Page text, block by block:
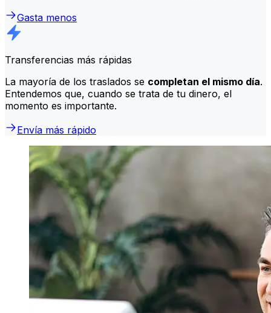
Gasta menos
Transferencias más rápidas
La mayoría de los traslados se completan el mismo día.
Entendemos que, cuando se trata de tu dinero, el
momento es importante.
Envía más rápido